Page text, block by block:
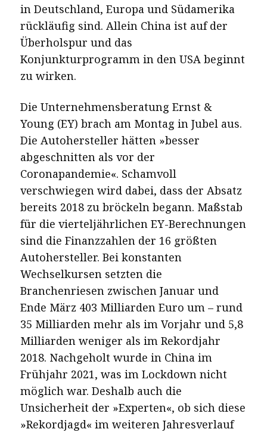
in Deutschland, Europa und Südamerika
rückläufig sind. Allein China ist auf der
Überholspur und das
Konjunkturprogramm in den USA beginnt
zu wirken.
Die Unternehmensberatung Ernst &
Young (EY) brach am Montag in Jubel aus.
Die Autohersteller hätten »besser
abgeschnitten als vor der
Coronapandemie«. Schamvoll
verschwiegen wird dabei, dass der Absatz
bereits 2018 zu bröckeln begann. Maßstab
für die vierteljährlichen EY-Berechnungen
sind die Finanzzahlen der 16 größten
Autohersteller. Bei konstanten
Wechselkursen setzten die
Branchenriesen zwischen Januar und
Ende März 403 Milliarden Euro um – rund
35 Milliarden mehr als im Vorjahr und 5,8
Milliarden weniger als im Rekordjahr
2018. Nachgeholt wurde in China im
Frühjahr 2021, was im Lockdown nicht
möglich war. Deshalb auch die
Unsicherheit der »Experten«, ob sich diese
»Rekordjagd« im weiteren Jahresverlauf